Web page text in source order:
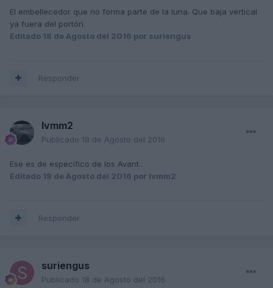
El embellecedor que no forma parte de la luna. Que baja vertical
ya fuera del portón.
Editado 18 de Agosto del 2016 por suriengus
Responder
Ivmm2
Publicado 18 de Agosto del 2016
Ese es de específico de los Avant..
Editado 18 de Agosto del 2016 por Ivmm2
Responder
suriengus
Publicado 18 de Agosto del 2016